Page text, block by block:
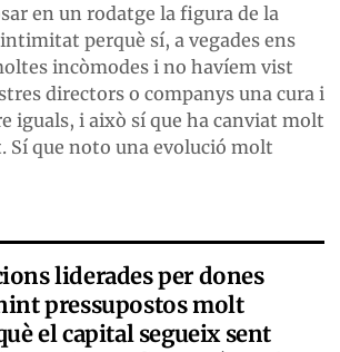
en un rodatge la figura de la
perquè sí, a vegades ens
incòmodes i no havíem vist
directors o companys una cura i
iguals, i això sí que ha canviat molt
Sí que noto una evolució molt
liderades per dones
pressupostos molt
el capital segueix sent